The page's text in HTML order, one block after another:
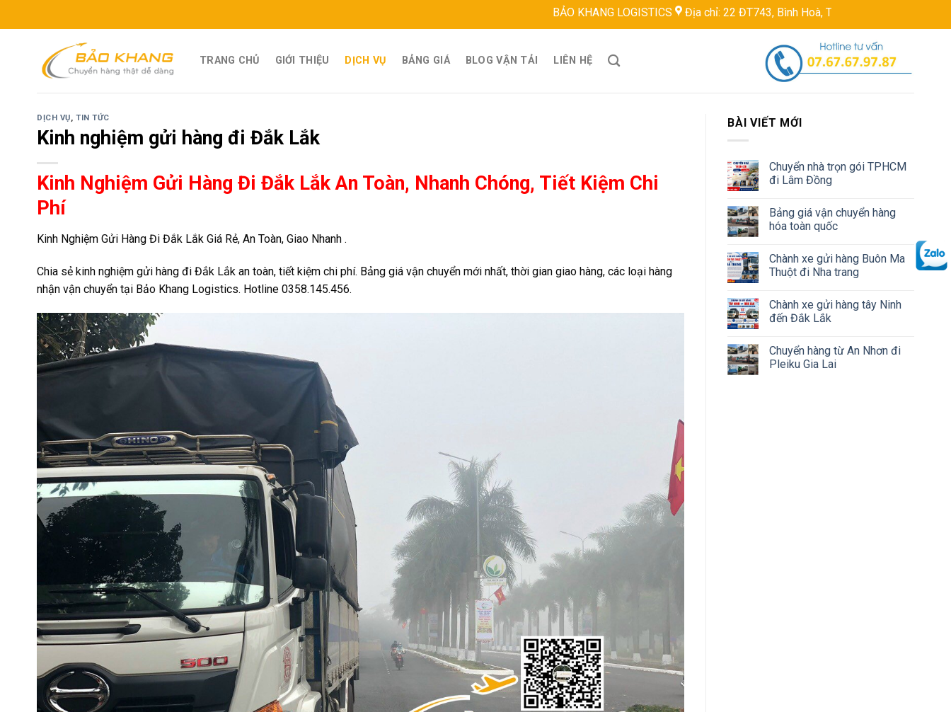
to
BẢO KHANG LOGISTICS Địa chỉ: 22 ĐT743, Bình Hoà, Thuận An, Bình Dương, Việt Nam
TRANG CHỦ GIỚI THIỆU DỊCH VỤ BẢNG GIÁ BLOG VẬN TẢI LIÊN HỆ
DỊCH VỤ,TIN TỨC
Kinh nghiệm gửi hàng đi Đắk Lắk
Kinh Nghiệm Gửi Hàng Đi Đắk Lắk An Toàn, Nhanh Chóng, Tiết Kiệm Chi
Phí
Kinh Nghiệm Gửi Hàng Đi Đắk Lắk Giá Rẻ, An Toàn, Giao Nhanh .
Chia sẻ kinh nghiệm gửi hàng đi Đắk Lắk an toàn, tiết kiệm chi phí. Bảng giá vận chuyển mới nhất, thời gian giao hàng, các loại hàng
nhận vận chuyển tại Bảo Khang Logistics. Hotline 0358.145.456.
BÀI VIẾT MỚI
Chuyển nhà trọn gói TPHCM
đi Lâm Đồng
Bảng giá vận chuyển hàng
hóa toàn quốc
Chành xe gửi hàng Buôn Ma
Thuột đi Nha trang
Chành xe gửi hàng tây Ninh
đến Đắk Lắk
Chuyển hàng từ An Nhơn đi
Pleiku Gia Lai